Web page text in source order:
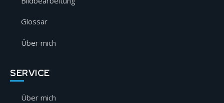
Glossar
Über mich
SERVICE
Über mich